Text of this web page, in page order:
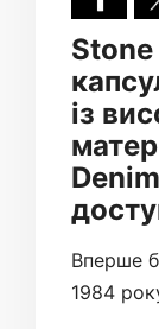
із
Вперше
1984